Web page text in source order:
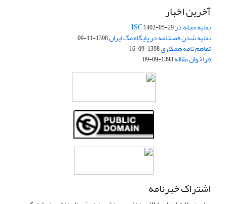
آخرین اخبار
نمایه مجله در ISC1402-05-29
نمایه شدن فصلنامه در پایگاه مگ ایران1398-11-09
تفاهم نامه همکاری1398-09-16
فراخوان مقاله1398-09-09
اشتراک خبرنامه